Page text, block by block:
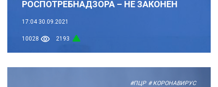
РОСПОТРЕБНАДЗОРА – НЕ ЗАКОНЕН
17:04 30.09.2021
10028 2193
#ПЦР # КОРОНАВИРУС